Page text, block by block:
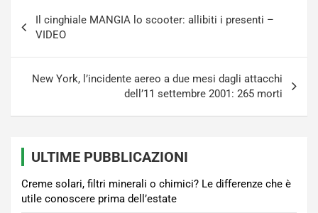
articoli
Il cinghiale MANGIA lo scooter: allibiti i presenti –
VIDEO
New York, l’incidente aereo a due mesi dagli attacchi
dell’11 settembre 2001: 265 morti
ULTIME PUBBLICAZIONI
Creme solari, filtri minerali o chimici? Le differenze che è
utile conoscere prima dell’estate